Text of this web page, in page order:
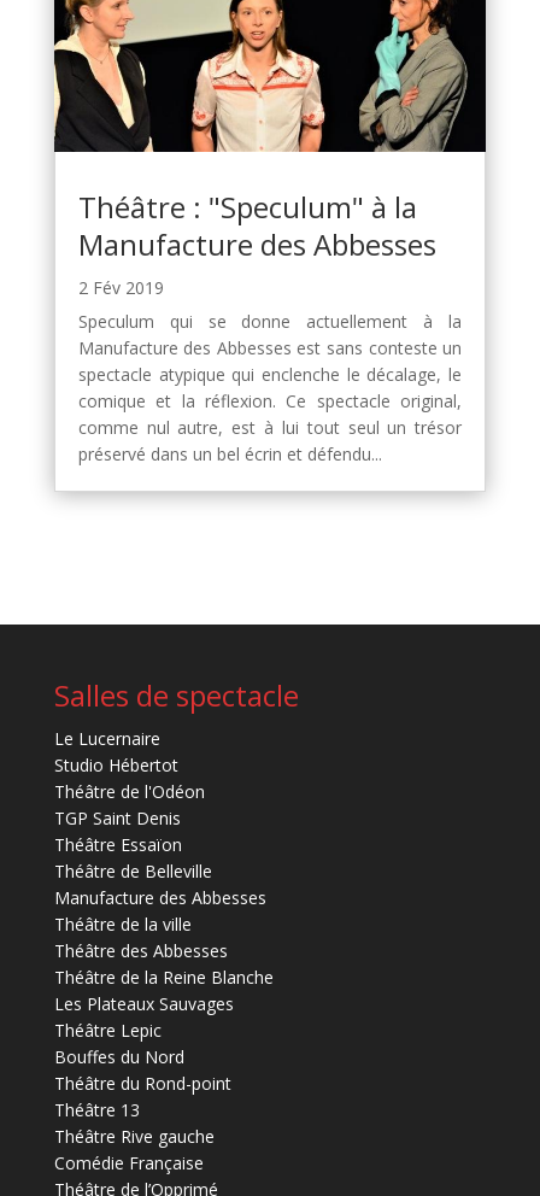
Théâtre : "Speculum" à la
Manufacture des Abbesses
2 Fév 2019
Speculum qui se donne actuellement à la
Manufacture des Abbesses est sans conteste un
spectacle atypique qui enclenche le décalage, le
comique et la réflexion. Ce spectacle original,
comme nul autre, est à lui tout seul un trésor
préservé dans un bel écrin et défendu...
Salles de spectacle
Le Lucernaire
Studio Hébertot
Théâtre de l'Odéon
TGP Saint Denis
Théâtre Essaïon
Théâtre de Belleville
Manufacture des Abbesses
Théâtre de la ville
Théâtre des Abbesses
Théâtre de la Reine Blanche
Les Plateaux Sauvages
Théâtre Lepic
Bouffes du Nord
Théâtre du Rond-point
Théâtre 13
Théâtre Rive gauche
Comédie Française
Théâtre de l’Opprimé